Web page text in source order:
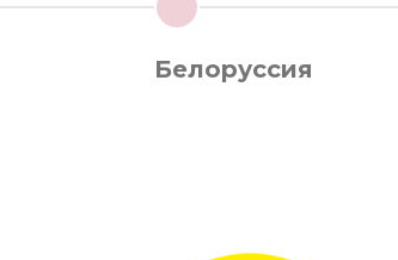
Белоруссия